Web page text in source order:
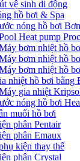
vệ sinh di động
hồ bơi & Spa
nóng hồ bơi
Heat pump
bơm nhiệt hồ
bơm nhiệt hồ
bơm nhiệt hồ
nhiệt hồ bơi bằng
gia nhiệt
nóng hồ bơi
muối hồ bơi
phân Pentair
phân Emaux
kiện thay thế
phân Crystal